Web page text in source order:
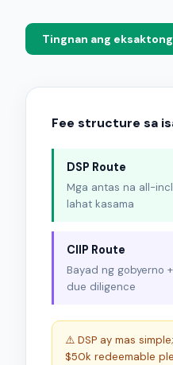
Tingnan ang
Fee structure sa
DSP Route
Mga antas na all-
lahat kasama
CIIP Route
Bayad ng gobyerno
due diligence
⚠️ DSP ay mas
$50k redeemable